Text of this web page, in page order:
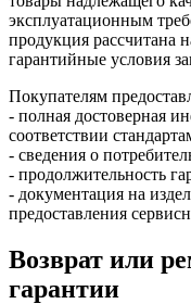
эксплуатационным
продукция рассчитана
гарантийные условия
Покупателям
- полная достоверная
соответствии
- сведения о
- продолжительность
- документация на
предоставления
Возврат или
гарантии